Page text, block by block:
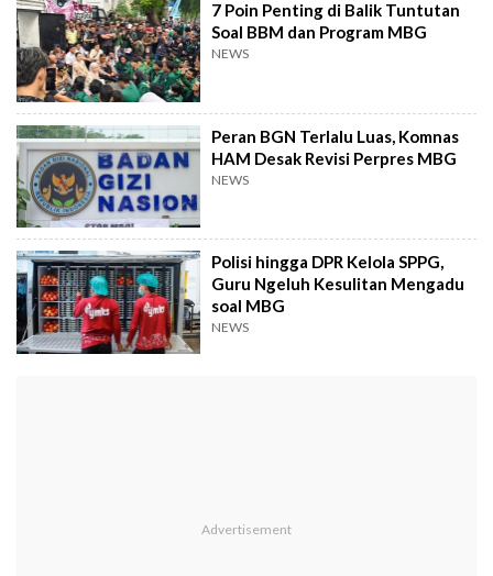
7 Poin Penting di Balik Tuntutan
Soal BBM dan Program MBG
NEWS
Peran BGN Terlalu Luas, Komnas
HAM Desak Revisi Perpres MBG
NEWS
Polisi hingga DPR Kelola SPPG,
Guru Ngeluh Kesulitan Mengadu
soal MBG
NEWS